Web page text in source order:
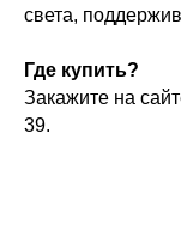
света,
Где купить?
Закажите на
39.
цвета
—